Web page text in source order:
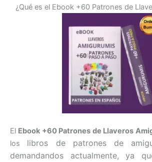
¿Qué es el Ebook +60 Patrones de
El Ebook +60 Patrones de Llaveros
los libros de patrones de
demandandos actualmente, ya